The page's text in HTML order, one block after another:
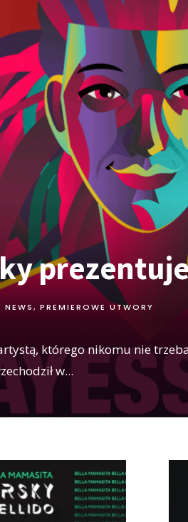
NEWS, PREMIEROWE UTWORY
którego nikomu nie
w...